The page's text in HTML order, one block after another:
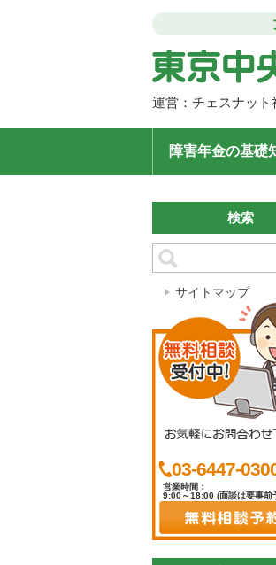
運営： チェスナット
障害年金の基礎
検索
サイトマップ
03-6447-
営業時間：
9:00～18:00 (面談は要事前